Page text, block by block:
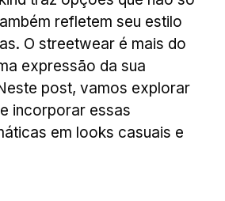
refletem seu estilo
O streetwear é mais do
expressão da sua
post, vamos explorar
incorporar essas
em looks casuais e